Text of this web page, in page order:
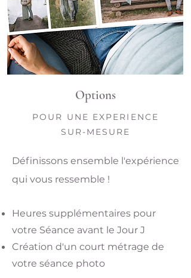
Options
POUR UNE EXPERIENCE
SUR-MESURE
Définissons ensemble l'expérience
qui vous ressemble !
Heures supplémentaires pour
votre Séance avant le Jour J
Création d'un court métrage de
votre séance photo